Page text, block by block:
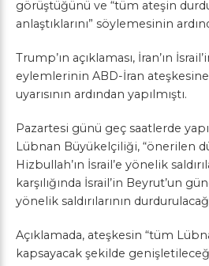
görüştüğünü ve “tüm ateşin
anlaştıklarını” söylemesinin
Trump’ın açıklaması, İran’ın
eylemlerinin ABD-İran
uyarısının ardından yapılmıştı.
Pazartesi günü geç saatlerde
Lübnan Büyükelçiliği, “önerilen
Hizbullah’ın İsrail’e yönelik
karşılığında İsrail’in Beyrut’un
yönelik saldırılarının
Açıklamada, ateşkesin “tüm
kapsayacak şekilde